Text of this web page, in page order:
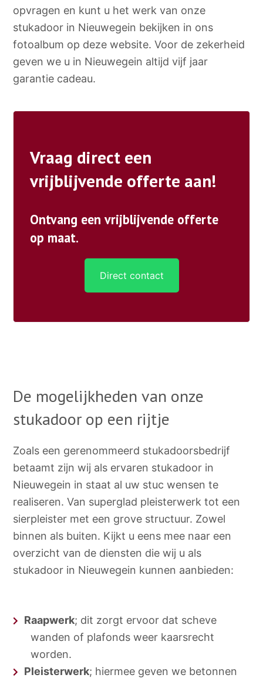
opvragen en kunt u het werk van onze
stukadoor in Nieuwegein bekijken in ons
fotoalbum op deze website. Voor de zekerheid
geven we u in Nieuwegein altijd vijf jaar
garantie cadeau.
Vraag direct een
vrijblijvende offerte aan!
Ontvang een vrijblijvende offerte
op maat.
Direct contact
De mogelijkheden van onze
stukadoor op een rijtje
Zoals een gerenommeerd stukadoorsbedrijf
betaamt zijn wij als ervaren stukadoor in
Nieuwegein in staat al uw stuc wensen te
realiseren. Van superglad pleisterwerk tot een
sierpleister met een grove structuur. Zowel
binnen als buiten. Kijkt u eens mee naar een
overzicht van de diensten die wij u als
stukadoor in Nieuwegein kunnen aanbieden:
Raapwerk; dit zorgt ervoor dat scheve
wanden of plafonds weer kaarsrecht
worden.
Pleisterwerk; hiermee geven we betonnen